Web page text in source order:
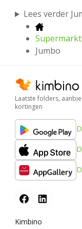
Lees verder
Jumbo
Laatste folders,
kortingen
Kimbino